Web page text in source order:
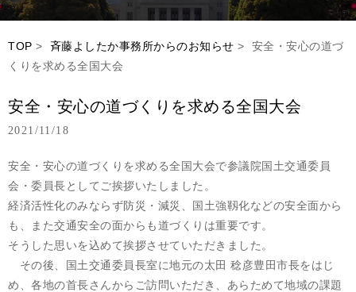
TOP > 斉藤よしたか事務所からのお知らせ > 安全・安心の道づ
くりを求める全国大会
安全・安心の道づくりを求める全国大会
2021/11/18
安全・安心の道づくりを求める全国大会で参議院国土交通委員
会・委員長としてご挨拶いたしました。
経済活性化のみならず防災・減災、国土強靱化などの安全面から
も、また交通安全の面からも道づくりは重要です。
そうした思いを込めて挨拶させていただきました。
その後、国土交通委員長室に地元の太田 稔彦豊田市長をはじ
め、各地の首長さんからご訪問いただき、あらためて地域の課題